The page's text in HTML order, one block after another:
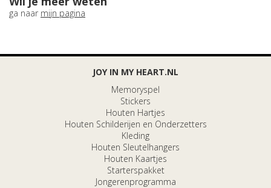
ga naar mijn pagina
JOY IN MY HEART.NL
Memoryspel
Stickers
Houten Hartjes
Houten Schilderijen en Onderzetters
Kleding
Houten Sleutelhangers
Houten Kaartjes
Starterspakket
Jongerenprogramma